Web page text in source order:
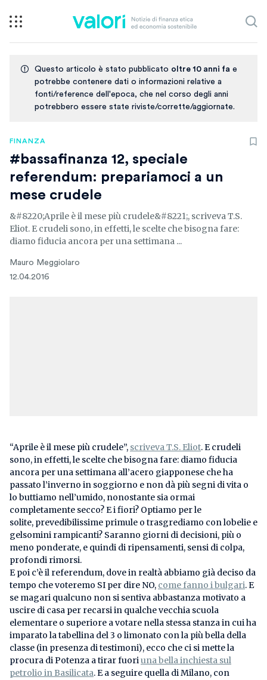
Questo articolo è stato pubblicato oltre 10 anni fa e
potrebbe contenere dati o informazioni relative a
fonti/reference dell'epoca, che nel corso degli anni
potrebbero essere state riviste/corrette/aggiornate.
FINANZA
#bassafinanza 12, speciale
referendum: prepariamoci a un
mese crudele
&#8220;Aprile è il mese più crudele&#8221;, scriveva T.S.
Eliot. E crudeli sono, in effetti, le scelte che bisogna fare:
diamo fiducia ancora per una settimana ...
Mauro Meggiolaro
12.04.2016
“Aprile è il mese più crudele”, scriveva T.S. Eliot. E crudeli
sono, in effetti, le scelte che bisogna fare: diamo fiducia
ancora per una settimana all’acero giapponese che ha
passato l’inverno in soggiorno e non dà più segni di vita o
lo buttiamo nell’umido, nonostante sia ormai
completamente secco? E i fiori? Optiamo per le
solite, prevedibilissime primule o trasgrediamo con lobelie e
gelsomini rampicanti? Saranno giorni di decisioni, più o
meno ponderate, e quindi di ripensamenti, sensi di colpa,
profondi rimorsi.
E poi c’è il referendum, dove in realtà abbiamo già deciso da
tempo che voteremo SI per dire NO, come fanno i bulgari. E
se magari qualcuno non si sentiva abbastanza motivato a
uscire di casa per recarsi in qualche vecchia scuola
elementare o superiore a votare nella stessa stanza in cui ha
imparato la tabellina del 3 o limonato con la più bella della
classe (in presenza di testimoni), ecco che ci si mette la
procura di Potenza a tirar fuoriuna bella inchiesta sul
petrolio in Basilicata. E a seguire quella di Milano, con